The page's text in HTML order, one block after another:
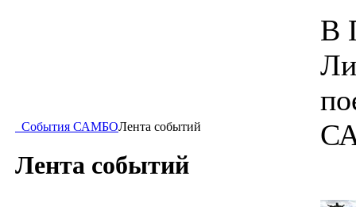
События САМБОЛента событий
Лента событий
В